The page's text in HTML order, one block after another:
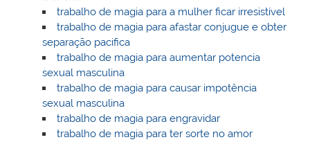
trabalho de magia para a mulher ficar irresistível
trabalho de magia para afastar conjugue e obter
separação pacifica
trabalho de magia para aumentar potencia
sexual masculina
trabalho de magia para causar impotência
sexual masculina
trabalho de magia para engravidar
trabalho de magia para ter sorte no amor